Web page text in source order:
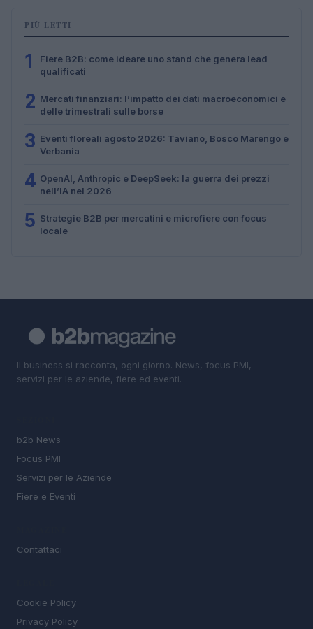
PIÙ LETTI
1
Fiere B2B: come ideare uno stand che genera lead
qualificati
2 Mercati finanziari: l’impatto dei dati macroeconomici e
delle trimestrali sulle borse
3 Eventi floreali agosto 2026: Taviano, Bosco Marengo e
Verbania
4 OpenAI, Anthropic e DeepSeek: la guerra dei prezzi
nell’IA nel 2026
5 Strategie B2B per mercatini e microfiere con focus
locale
Il business si racconta, ogni giorno. News, focus PMI,
servizi per le aziende, fiere ed eventi.
b2b News
Focus PMI
Servizi per le Aziende
Fiere e Eventi
Contattaci
Cookie Policy
Privacy Policy